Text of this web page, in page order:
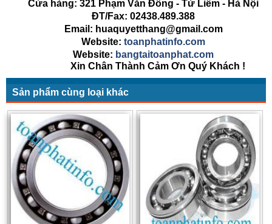
Cửa hàng: 321 Phạm Văn Đồng - Từ Liêm - Hà Nội
ĐT/Fax: 02438.489.388
Email: huaquyetthang@gmail.com
Website: toanphatinfo.com
Website: bangtaitoanphat.com
Xin Chân Thành Cảm Ơn Quý Khách !
Sản phẩm cùng loại khác